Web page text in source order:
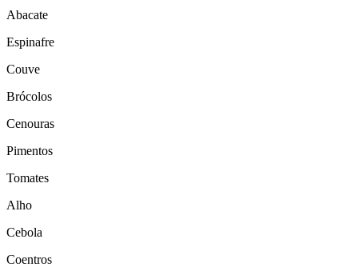
Abacate
Espinafre
Couve
Brócolos
Cenouras
Pimentos
Tomates
Alho
Cebola
Coentros